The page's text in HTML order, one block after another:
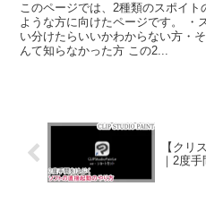
このページでは、2種類のスポイ
ような方に向けたページです。 ・
い分けたらいいかわからない方・
んて知らなかった方 この2...
【クリ
｜2度